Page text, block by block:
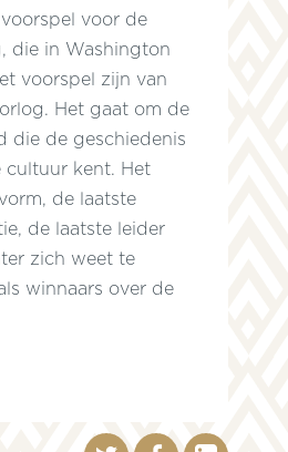
voor de
die in Washington
voorspel zijn van
Het gaat om de
die de geschiedenis
cultuur kent. Het
de laatste
de laatste leider
zich weet te
winnaars over de